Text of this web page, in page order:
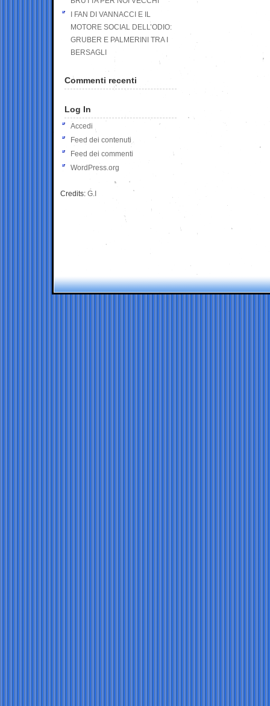
I FAN DI VANNACCI E IL
MOTORE SOCIAL DELL’ODIO:
GRUBER E PALMERINI TRA I
BERSAGLI
Commenti recenti
Log In
Accedi
Feed dei contenuti
Feed dei commenti
WordPress.org
Credits: G.I